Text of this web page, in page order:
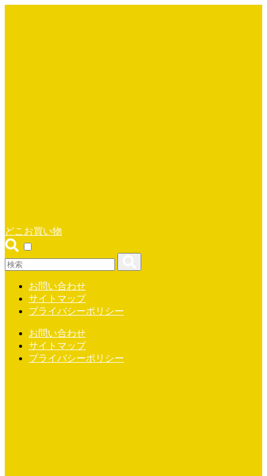
どこお買い物
お問い合わせ
サイトマップ
プライバシーポリシー
お問い合わせ
サイトマップ
プライバシーポリシー